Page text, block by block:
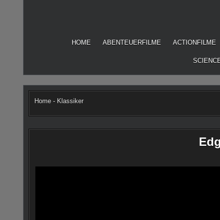
HOME ABENTEUERFILME ACTIONFILME
Home - Klassiker